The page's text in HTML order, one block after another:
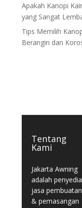
Apakah Kanopi
yang Sangat
Tips Memilih
Berangin dan
Tentang
Kami
Jakarta Awning
adalah penyedia
jasa pembuatan
& pemasangan